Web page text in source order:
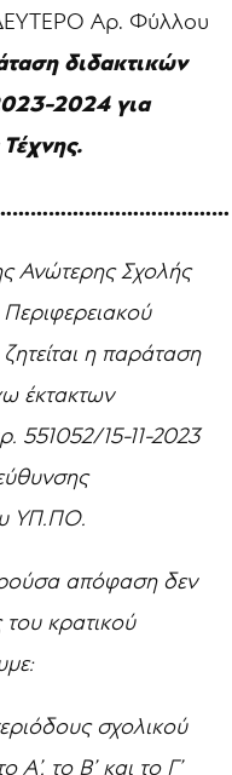
Αρ. Φύλλου
διδακτικών
2024 για
Ανώτερης Σχολής
η παράταση
έκτακτων
551052/15-11-2023
ΥΠ.ΠΟ.
απόφαση δεν
κρατικού
σχολικού
Α’, το Β’ και το Γ’